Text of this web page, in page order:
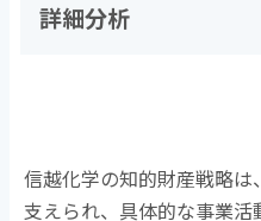
詳細分析
信越化学の知的財産戦略
支えられ、具体的な事業